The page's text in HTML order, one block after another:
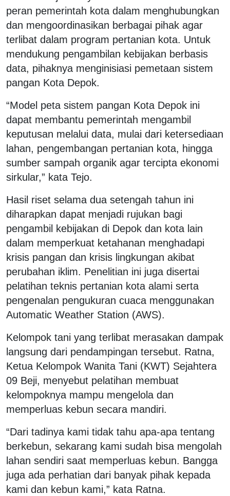
peran pemerintah kota dalam menghubungkan
dan mengoordinasikan berbagai pihak agar
terlibat dalam program pertanian kota. Untuk
mendukung pengambilan kebijakan berbasis
data, pihaknya menginisiasi pemetaan sistem
pangan Kota Depok.
“Model peta sistem pangan Kota Depok ini
dapat membantu pemerintah mengambil
keputusan melalui data, mulai dari ketersediaan
lahan, pengembangan pertanian kota, hingga
sumber sampah organik agar tercipta ekonomi
sirkular,” kata Tejo.
Hasil riset selama dua setengah tahun ini
diharapkan dapat menjadi rujukan bagi
pengambil kebijakan di Depok dan kota lain
dalam memperkuat ketahanan menghadapi
krisis pangan dan krisis lingkungan akibat
perubahan iklim. Penelitian ini juga disertai
pelatihan teknis pertanian kota alami serta
pengenalan pengukuran cuaca menggunakan
Automatic Weather Station (AWS).
Kelompok tani yang terlibat merasakan dampak
langsung dari pendampingan tersebut. Ratna,
Ketua Kelompok Wanita Tani (KWT) Sejahtera
09 Beji, menyebut pelatihan membuat
kelompoknya mampu mengelola dan
memperluas kebun secara mandiri.
“Dari tadinya kami tidak tahu apa-apa tentang
berkebun, sekarang kami sudah bisa mengolah
lahan sendiri saat memperluas kebun. Bangga
juga ada perhatian dari banyak pihak kepada
kami dan kebun kami,” kata Ratna.